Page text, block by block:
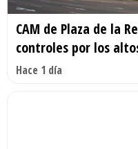
CAM de Plaza de la
controles por los
Hace 1 día